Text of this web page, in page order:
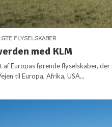
FLYSELSKABER
med KLM
af Europas førende flyselskaber,
til Europa, Afrika, USA...